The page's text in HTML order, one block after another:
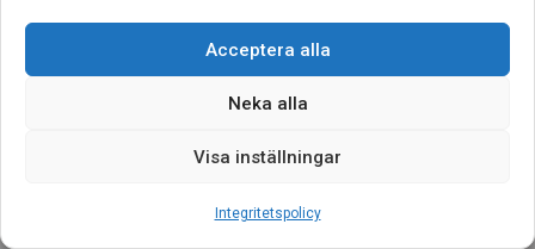
Acceptera alla
Neka alla
Visa inställningar
Integritetspolicy
ALL INCLUSIVE
BARA HOS